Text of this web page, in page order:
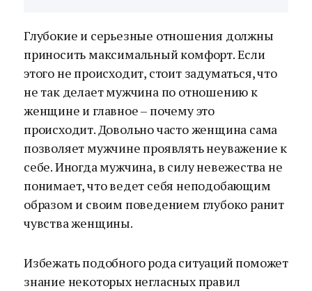
Глубокие и серьезные отношения должны
приносить максимальный комфорт. Если
этого не происходит, стоит задуматься, что
не так делает мужчина по отношению к
женщине и главное – почему это
происходит. Довольно часто женщина сама
позволяет мужчине проявлять неуважение к
себе. Иногда мужчина, в силу невежества не
понимает, что ведет себя неподобающим
образом и своим поведением глубоко ранит
чувства женщины.
Избежать подобного рода ситуаций поможет
знание некоторых негласных правил